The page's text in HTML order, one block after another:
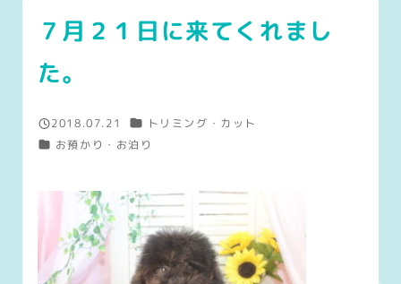
７月２１日に来てくれまし
た。
投稿日
2018.07.21 カテゴリー
トリミング・カット
カテゴリー
お預かり・お泊り